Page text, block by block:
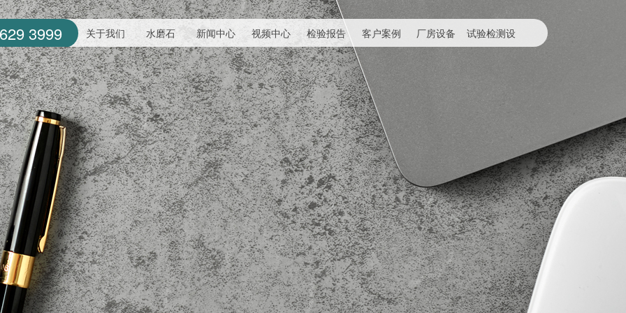
3999 关于我们 水磨石 新闻中心 视频中心 检验报告 客户案例 厂房设备
试验检测设